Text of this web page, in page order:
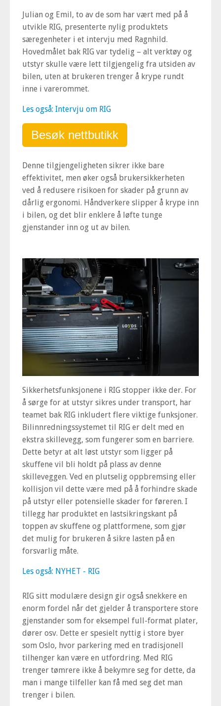
Julian og Emil, to av de som har vært med på å
utvikle RIG, presenterte nylig produktets
særegenheter i et intervju med Ragnhild.
Hovedmålet bak RIG var tydelig – alt verktøy og
utstyr skulle være lett tilgjengelig fra utsiden av
bilen, uten at brukeren trenger å krype rundt
inne i varerommet.
Les også: Intervju om RIG
Besøk nettbutikk
Denne tilgjengeligheten sikrer ikke bare
effektivitet, men øker også brukersikkerheten
ved å redusere risikoen for skader på grunn av
dårlig ergonomi. Håndverkere slipper å krype inn
i bilen, og det blir enklere å løfte tunge
gjenstander inn og ut av bilen.
Sikkerhetsfunksjonene i RIG stopper ikke der. For
å sørge for at utstyr sikres under transport, har
teamet bak RIG inkludert flere viktige funksjoner.
Bilinnredningssystemet til RIG er delt med en
ekstra skillevegg, som fungerer som en barriere.
Dette betyr at alt løst utstyr som ligger på
skuffene vil bli holdt på plass av denne
skilleveggen. Ved en plutselig oppbremsing eller
kollisjon vil dette være med på å forhindre skade
på utstyr eller potensielle skader for føreren. I
tillegg har produktet en lastsikringskant på
toppen av skuffene og plattformene, som gjør
det mulig for brukeren å sikre lasten på en
forsvarlig måte.
Les også: NYHET - RIG
RIG sitt modulære design gir også snekkere en
enorm fordel når det gjelder å transportere store
gjenstander som for eksempel full-format plater,
dører osv. Dette er spesielt nyttig i store byer
som Oslo, hvor parkering med en tradisjonell
tilhenger kan være en utfordring. Med RIG
trenger tømrere ikke å bekymre seg for dette, da
man i mange tilfeller kan få med seg det man
trenger i bilen.